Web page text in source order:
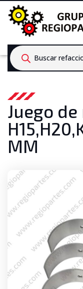
Products
search
Juego
MM